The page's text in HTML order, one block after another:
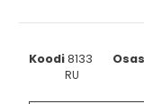
Koodi8133
RU